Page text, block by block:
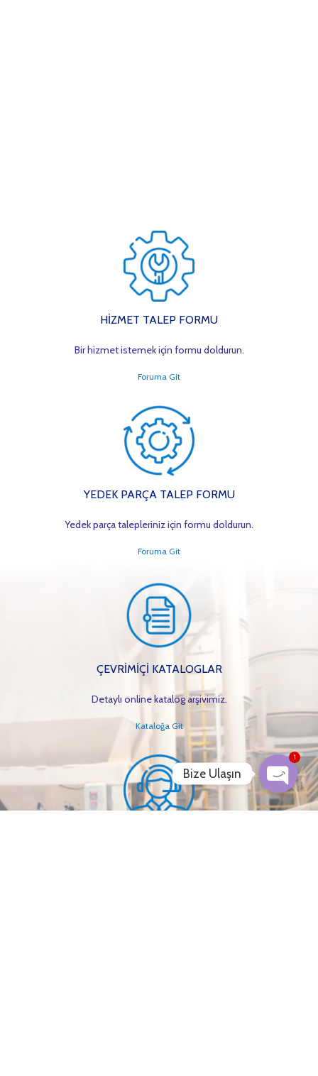
HİZMET TALEP FORMU
Bir hizmet istemek için formu doldurun.
Foruma Git
YEDEK PARÇA TALEP FORMU
Yedek parça talepleriniz için formu doldurun.
Foruma Git
ÇEVRİMİÇİ KATALOGLAR
Detaylı online katalog arşivimiz.
Kataloğa Git
Bize Ulaşın
1